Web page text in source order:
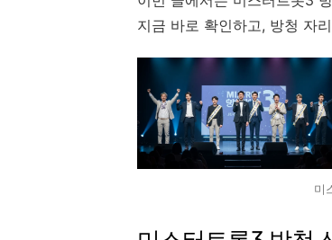
지금 바로 확인하고, 방청 자
미